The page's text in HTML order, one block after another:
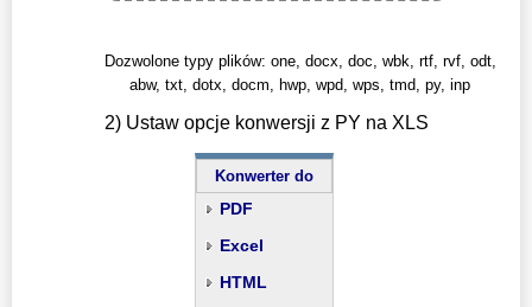
Dozwolone typy plików: one, docx, doc, wbk, rtf, rvf, odt,
abw, txt, dotx, docm, hwp, wpd, wps, tmd, py, inp
2) Ustaw opcje konwersji z PY na XLS
Konwerter do
PDF
Excel
HTML